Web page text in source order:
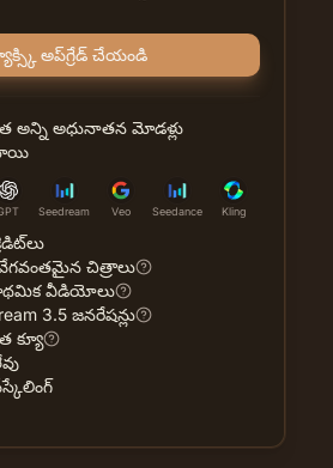
అప్‌గ్రేడ్ చేయండి
అన్ని అధునాతన మోడళ్లు
Seedream Veo Seedance Kling
చిత్రాలు
వీడియోలు
3.5 జనరేషన్లు
క్యూ